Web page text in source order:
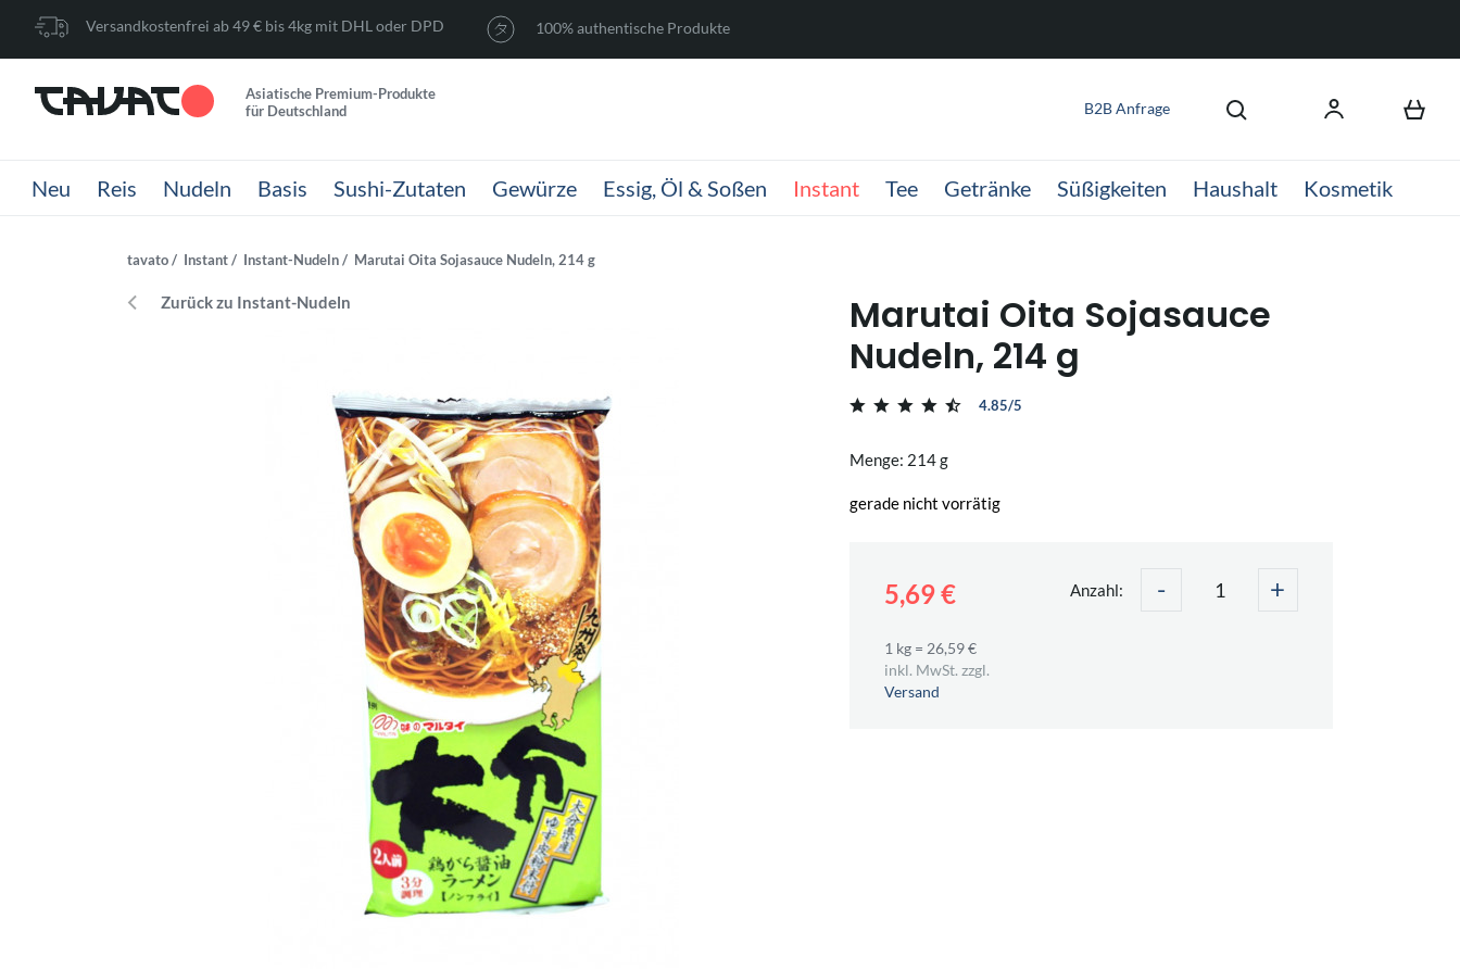
Versandkostenfrei ab 49 € bis 4kg mit DHL oder DPD 100% authentische Produkte
Asiatische Premium-Produkte
für Deutschland
B2B Anfrage
Neu Reis Nudeln Basis Sushi-Zutaten Gewürze Essig, Öl & Soßen Instant Tee Getränke Süßigkeiten Haushalt Kosmetik
tavato Instant Instant-Nudeln Marutai Oita Sojasauce Nudeln, 214 g
Zurück zu Instant-Nudeln
Marutai Oita Sojasauce
Nudeln, 214 g
4.85/5
Menge: 214 g
gerade nicht vorrätig
5,69 € Anzahl: - +
1 kg = 26,59 €
inkl. MwSt. zzgl.
Versand